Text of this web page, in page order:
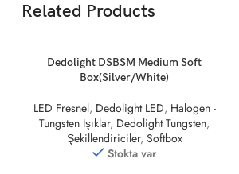
Related Products
SEPETE EKLE
Dedolight DSBSM Medium Soft
Box(Silver/White)
LED Fresnel, Dedolight LED, Halogen -
Tungsten Işıklar, Dedolight Tungsten,
Şekillendiriciler, Softbox
Stokta var